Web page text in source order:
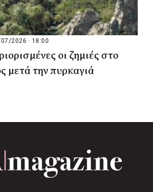
2026 · 18:00
οι ζημιές στο
μετά την πυρκαγιά